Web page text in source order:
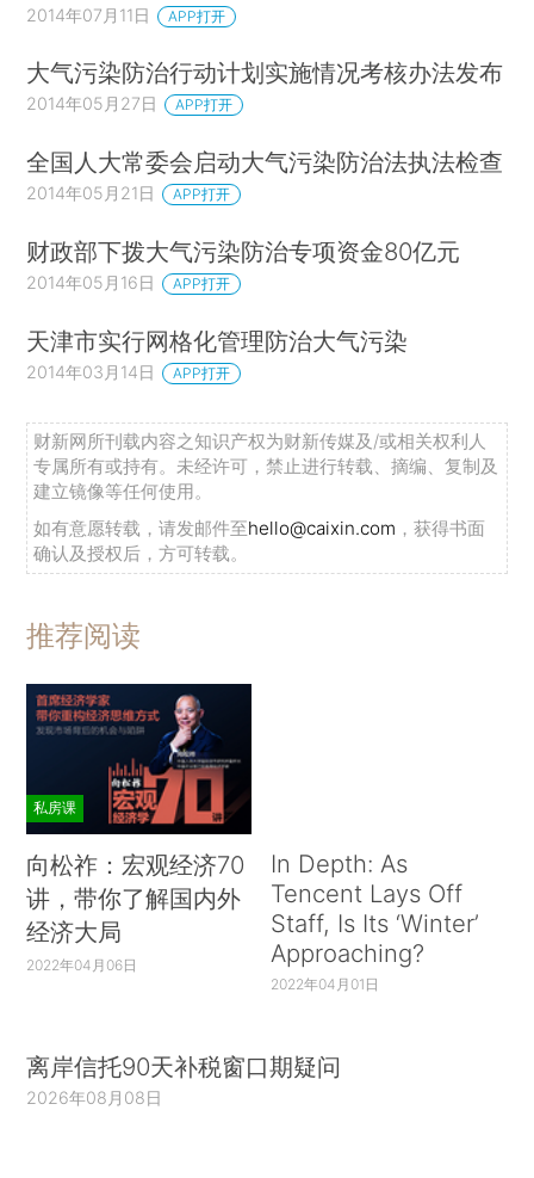
2014年07月11日 APP打开
大气污染防治行动计划实施情况考核办法发布
2014年05月27日 APP打开
全国人大常委会启动大气污染防治法执法检查
2014年05月21日 APP打开
财政部下拨大气污染防治专项资金80亿元
2014年05月16日 APP打开
天津市实行网格化管理防治大气污染
2014年03月14日 APP打开
财新网所刊载内容之知识产权为财新传媒及/或相关权利人
专属所有或持有。未经许可，禁止进行转载、摘编、复制及
建立镜像等任何使用。
如有意愿转载，请发邮件至hello@caixin.com ，获得书面
确认及授权后，方可转载。
推荐阅读
私房课
向松祚：宏观经济70
讲，带你了解国内外
经济大局
2022年04月06日
In Depth: As
Tencent Lays Off
Staff, Is Its ‘Winter’
Approaching?
2022年04月01日
离岸信托90天补税窗口期疑问
2026年08月08日